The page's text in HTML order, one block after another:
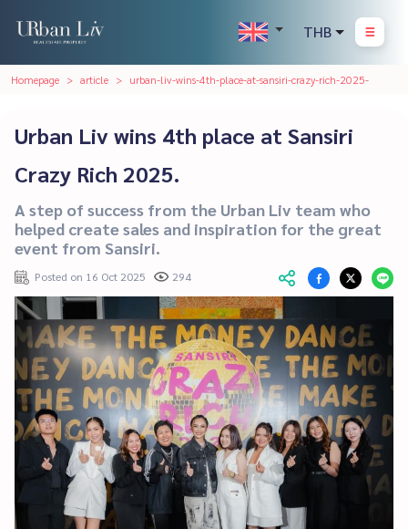
THB
Homepage article urban-liv-wins-4th-place-at-sansiri-crazy-rich-2025-
Urban Liv wins 4th place at Sansiri
Crazy Rich 2025.
A step of success from the Urban Liv team who
helped create sales and inspiration for the great
event from Sansiri.
Posted on 16 Oct 2025 294